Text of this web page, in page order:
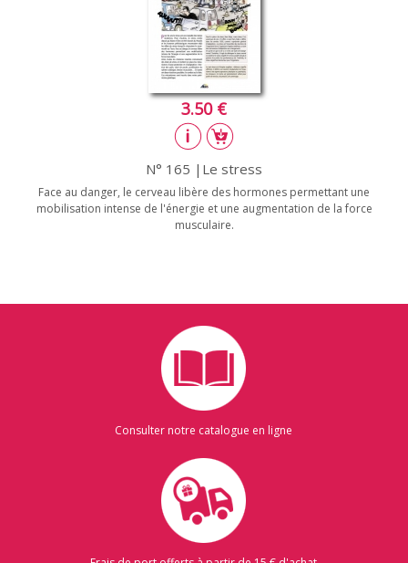
3.50 €
N° 165 |Le stress
Face au danger, le cerveau libère des hormones permettant une
mobilisation intense de l'énergie et une augmentation de la force
musculaire.
Consulter notre catalogue en ligne